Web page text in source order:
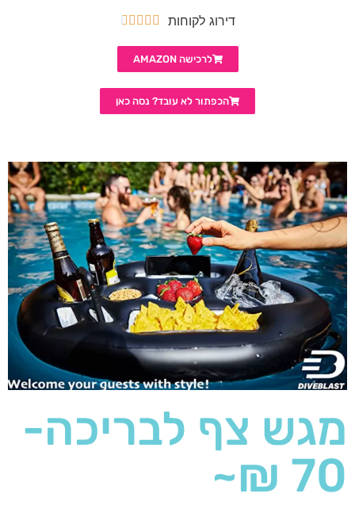
דירוג לקוחות 




לרכישה AMAZON
הכפתור לא עובד? נסה כאן
מגש צף לבריכה-
70 ₪~